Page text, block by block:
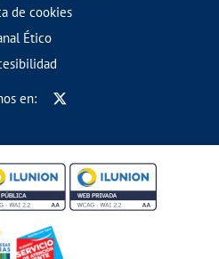
de cookies
Ético
en: